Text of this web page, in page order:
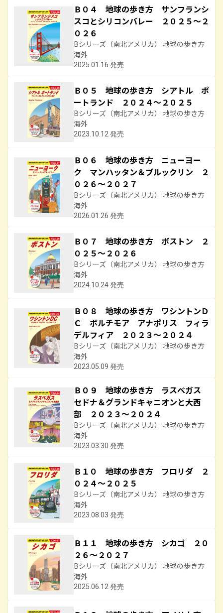
Ｂ０４ 地球の歩き方 サンフランシ
スコとシリコンバレー ２０２５～２
０２６
Bシリーズ（南北アメリカ） 地球の歩き方
海外
2025.01.16 発売
Ｂ０５ 地球の歩き方 シアトル ポ
ートランド ２０２４～２０２５
Bシリーズ（南北アメリカ） 地球の歩き方
海外
2023.10.12 発売
Ｂ０６ 地球の歩き方 ニューヨー
ク マンハッタン＆ブルックリン ２
０２６～２０２７
Bシリーズ（南北アメリカ） 地球の歩き方
海外
2026.01.26 発売
Ｂ０７ 地球の歩き方 ボストン ２
０２５～２０２６
Bシリーズ（南北アメリカ） 地球の歩き方
海外
2024.10.24 発売
Ｂ０８ 地球の歩き方 ワシントンＤ
Ｃ ボルチモア アナポリス フィラ
デルフィア ２０２３～２０２４
Bシリーズ（南北アメリカ） 地球の歩き方
海外
2023.05.09 発売
Ｂ０９ 地球の歩き方 ラスベガス
セドナ＆グランドキャニオンと大西
部 ２０２３～２０２４
Bシリーズ（南北アメリカ） 地球の歩き方
海外
2023.03.30 発売
Ｂ１０ 地球の歩き方 フロリダ ２
０２４～２０２５
Bシリーズ（南北アメリカ） 地球の歩き方
海外
2023.08.03 発売
Ｂ１１ 地球の歩き方 シカゴ ２０
２６～２０２７
Bシリーズ（南北アメリカ） 地球の歩き方
海外
2025.06.12 発売